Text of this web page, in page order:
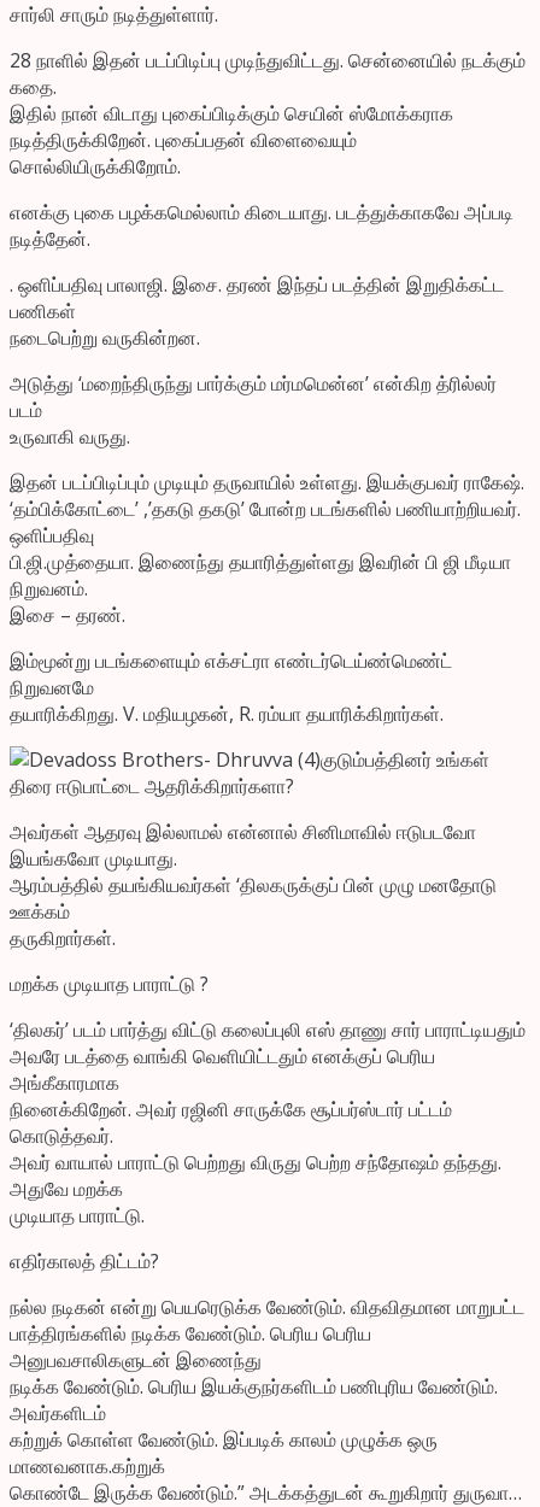
சார்லி சாரும் நடித்துள்ளார்.
28 நாளில் இதன் படப்பிடிப்பு முடிந்துவிட்டது. சென்னையில் நடக்கும்
கதை.
இதில் நான் விடாது புகைப்பிடிக்கும் செயின் ஸ்மோக்கராக
நடித்திருக்கிறேன். புகைப்பதன் விளைவையும்
சொல்லியிருக்கிறோம்.
எனக்கு புகை பழக்கமெல்லாம் கிடையாது. படத்துக்காகவே அப்படி
நடித்தேன்.
. ஒளிப்பதிவு பாலாஜி. இசை. தரண் இந்தப் படத்தின் இறுதிக்கட்ட
பணிகள்
நடைபெற்று வருகின்றன.
அடுத்து ‘மறைந்திருந்து பார்க்கும் மர்மமென்ன’ என்கிற த்ரில்லர்
படம்
உருவாகி வருது.
இதன் படப்பிடிப்பும் முடியும் தருவாயில் உள்ளது. இயக்குபவர் ராகேஷ்.
‘தம்பிக்கோட்டை’ ,’தகடு தகடு’ போன்ற படங்களில் பணியாற்றியவர்.
ஒளிப்பதிவு
பி.ஜி.முத்தையா. இணைந்து தயாரித்துள்ளது இவரின் பி ஜி மீடியா
நிறுவனம்.
இசை – தரண்.
இம்மூன்று படங்களையும் எக்சட்ரா எண்டர்டெய்ண்மெண்ட்
நிறுவனமே
தயாரிக்கிறது. V. மதியழகன், R. ரம்யா தயாரிக்கிறார்கள்.
குடும்பத்தினர் உங்கள்
திரை ஈடுபாட்டை ஆதரிக்கிறார்களா?
அவர்கள் ஆதரவு இல்லாமல் என்னால் சினிமாவில் ஈடுபடவோ
இயங்கவோ முடியாது.
ஆரம்பத்தில் தயங்கியவர்கள் ‘திலகருக்குப் பின் முழு மனதோடு
ஊக்கம்
தருகிறார்கள்.
மறக்க முடியாத பாராட்டு ?
‘திலகர்’ படம் பார்த்து விட்டு கலைப்புலி எஸ் தாணு சார் பாராட்டியதும்
அவரே படத்தை வாங்கி வெளியிட்டதும் எனக்குப் பெரிய
அங்கீகாரமாக
நினைக்கிறேன். அவர் ரஜினி சாருக்கே சூப்பர்ஸ்டார் பட்டம்
கொடுத்தவர்.
அவர் வாயால் பாராட்டு பெற்றது விருது பெற்ற சந்தோஷம் தந்தது.
அதுவே மறக்க
முடியாத பாராட்டு.
எதிர்காலத் திட்டம்?
நல்ல நடிகன் என்று பெயரெடுக்க வேண்டும். விதவிதமான மாறுபட்ட
பாத்திரங்களில் நடிக்க வேண்டும். பெரிய பெரிய
அனுபவசாலிகளுடன் இணைந்து
நடிக்க வேண்டும். பெரிய இயக்குநர்களிடம் பணிபுரிய வேண்டும்.
அவர்களிடம்
கற்றுக் கொள்ள வேண்டும். இப்படிக் காலம் முழுக்க ஒரு
மாணவனாக.கற்றுக்
கொண்டே இருக்க வேண்டும்.” அடக்கத்துடன் கூறுகிறார் துருவா…